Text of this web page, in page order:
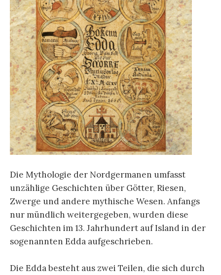
Die Mythologie der Nordgermanen umfasst
unzählige Geschichten über Götter, Riesen,
Zwerge und andere mythische Wesen. Anfangs
nur mündlich weitergegeben, wurden diese
Geschichten im 13. Jahrhundert auf Island in der
sogenannten Edda aufgeschrieben.
Die Edda besteht aus zwei Teilen, die sich durch